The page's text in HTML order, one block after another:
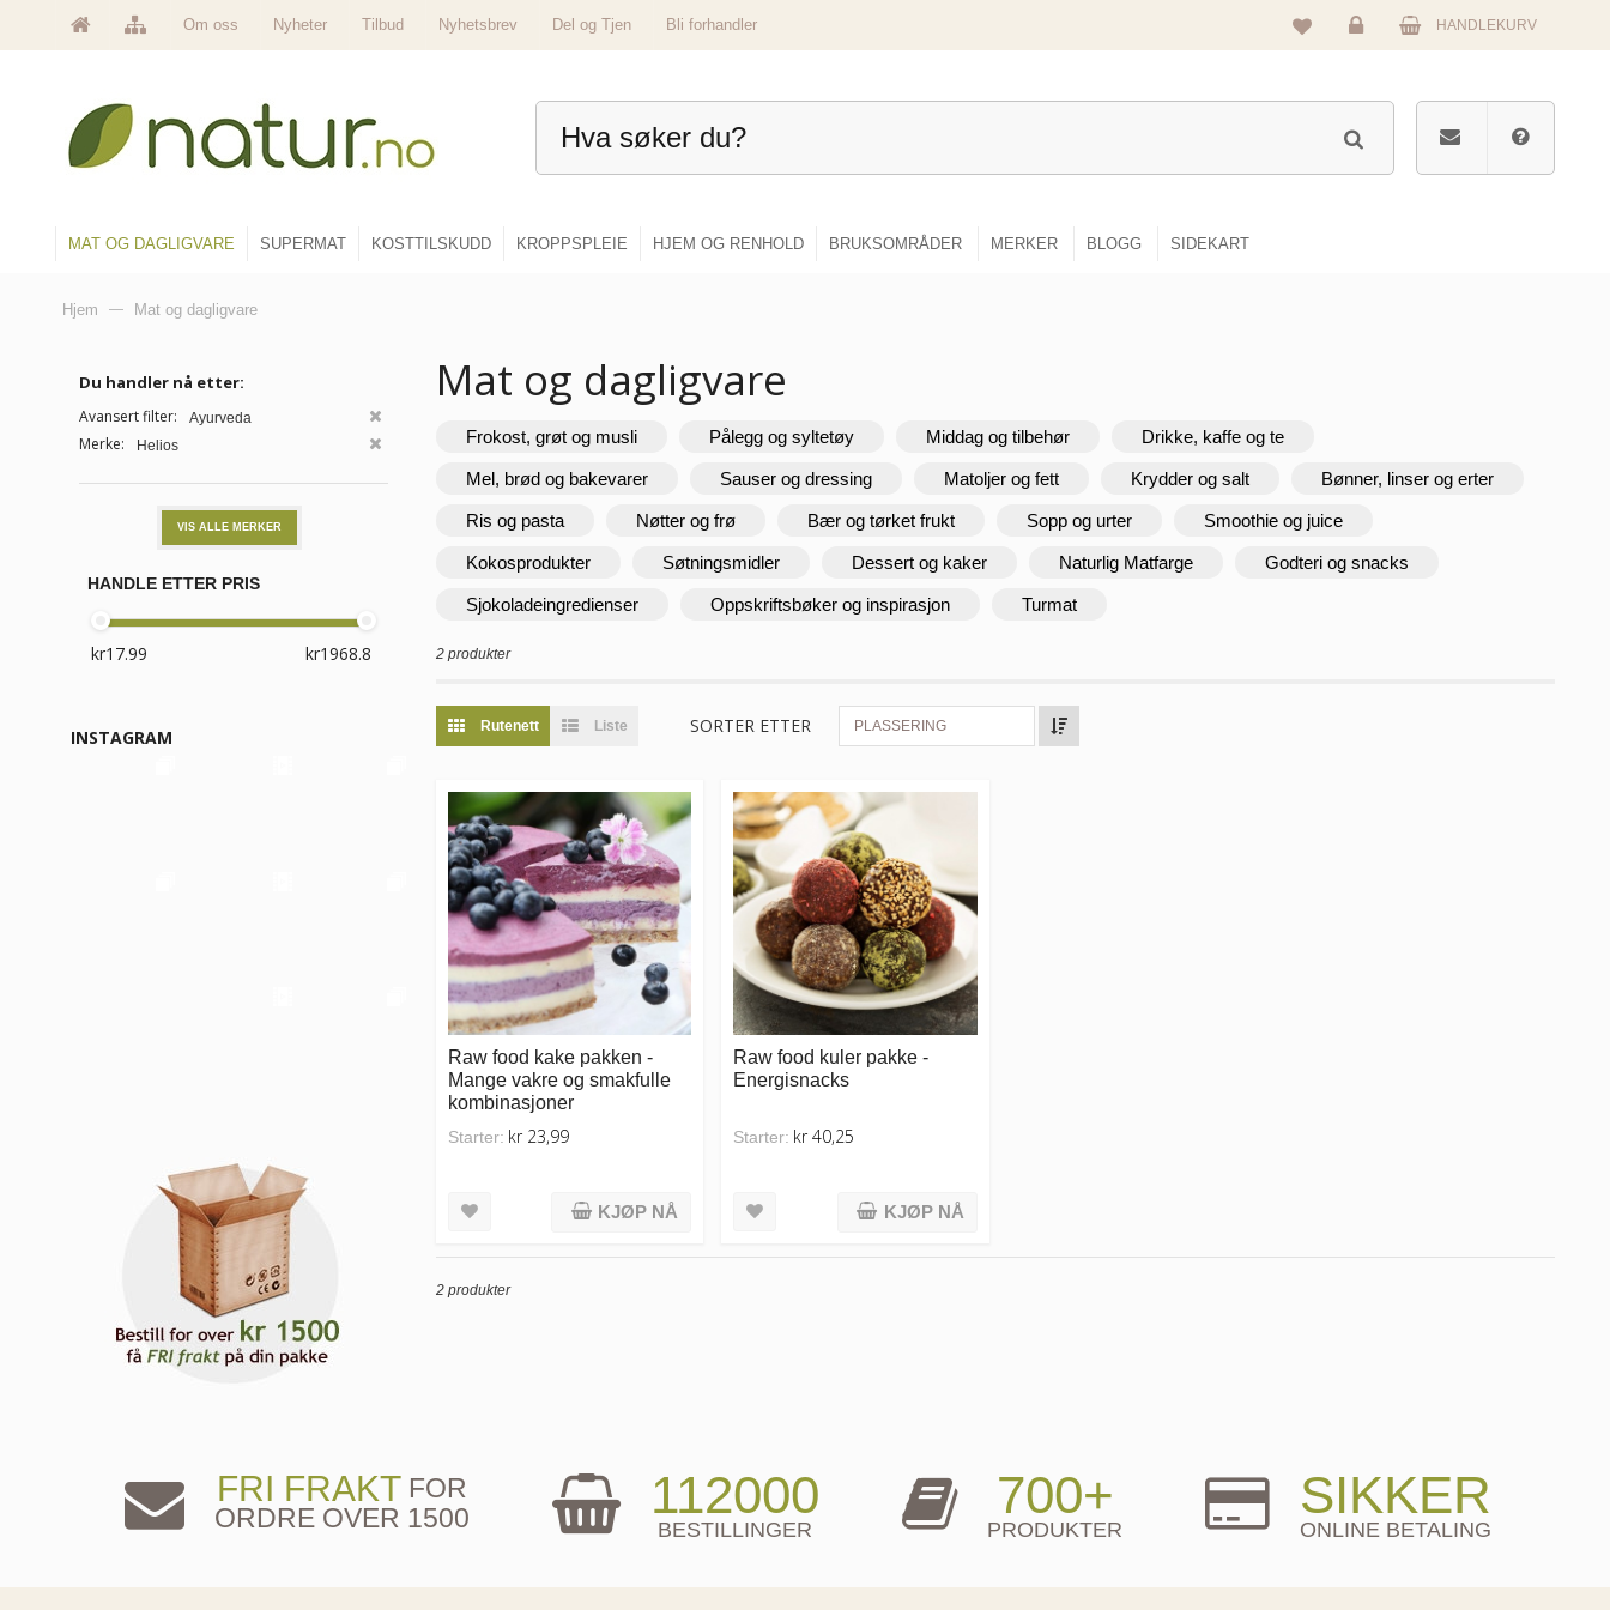
Om oss Nyheter Tilbud Nyhetsbrev Del og Tjen
Bli forhandler
Logg
HANDLEKURV
MAT OG DAGLIGVARE SUPERMAT KOSTTILSKUDD KROPPSPLEIE HJEM OG RENHOLD BRUKSOMRÅDER MERKER BLOGG SIDEKART
Hjem — Mat og dagligvare
Mat og dagligvare
Frokost, grøt og musli Pålegg og syltetøy Middag og tilbehør Drikke, kaffe og te
Mel, brød og bakevarer Sauser og dressing Matoljer og fett Krydder og salt Bønner, linser og erter
Ris og pasta Nøtter og frø Bær og tørket frukt Sopp og urter Smoothie og juice
Kokosprodukter Søtningsmidler Dessert og kaker Naturlig Matfarge Godteri og snacks
Sjokoladeingredienser Oppskriftsbøker og inspirasjon Turmat
2 produkter
Rutenett Liste SORTER ETTER PLASSERING
Raw food kake pakken -
Mange vakre og smakfulle
kombinasjoner
Starter: kr 23,99
KJØP NÅ
Raw food kuler pakke -
Energisnacks
Starter: kr 40,25
KJØP NÅ
2 produkter
Du handler nå etter:
Avansert filter: Ayurveda
Merke: Helios
VIS ALLE MERKER
HANDLE ETTER PRIS
INSTAGRAM
FRI FRAKT FOR
ORDRE OVER 1500
112000
BESTILLINGER
700+
PRODUKTER
SIKKER
ONLINE BETALING